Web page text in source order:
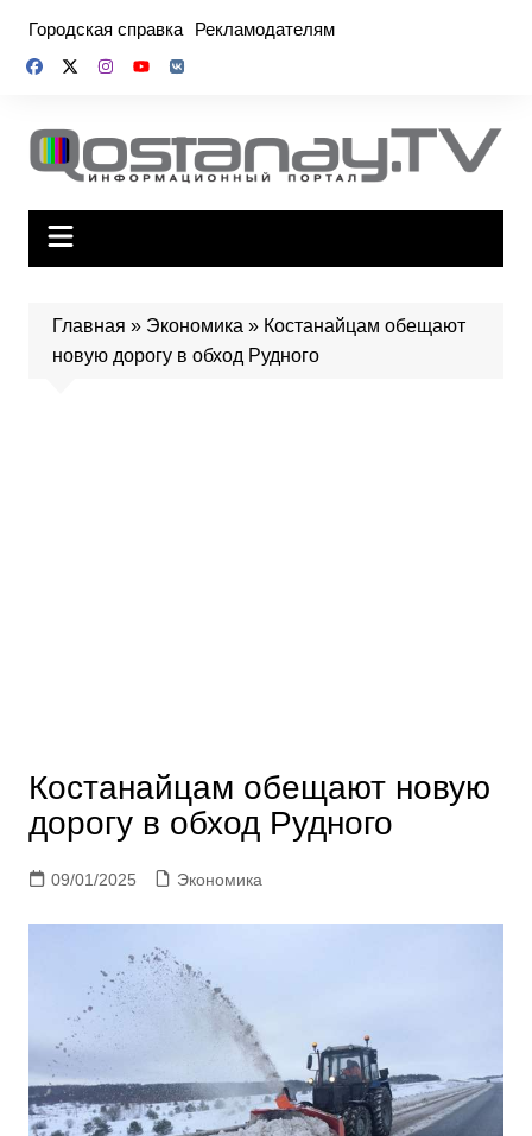
содержимому
Городская справка Рекламодателям
Главная » Экономика » Костанайцам обещают
новую дорогу в обход Рудного
Костанайцам обещают новую
дорогу в обход Рудного
09/01/2025 Экономика